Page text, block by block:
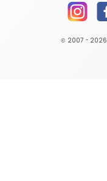
© 2007 - 2026